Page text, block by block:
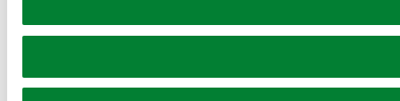
PartnerPresseGruppenreisenNewsletterPodcastKarriere
LEADERHaftungsausschluss